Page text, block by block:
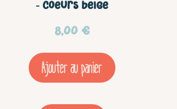
– Coeurs beige
8,00 €
Ajouter au panier